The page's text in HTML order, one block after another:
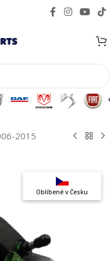
2015
Oblíbené v Česku